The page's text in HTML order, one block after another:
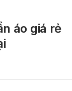
áo giá rẻ